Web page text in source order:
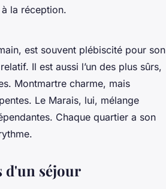
la réception.
est souvent plébiscité pour son
Il est aussi l’un des plus sûrs,
Montmartre charme, mais
Le Marais, lui, mélange
Chaque quartier a son
d'un séjour